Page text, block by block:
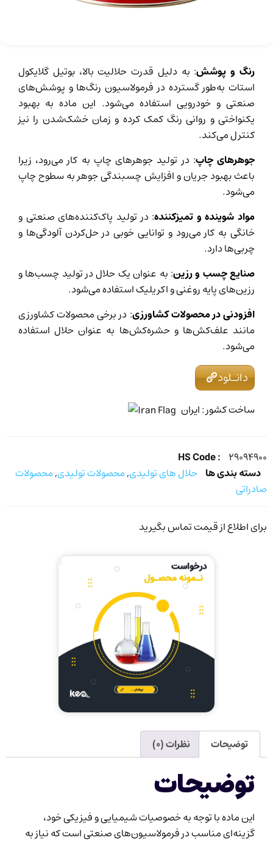
رنگ‌ و پوشش: به دلیل قدرت حلالیت بالا، بوتیل گلایکول
استات به‌طور گسترده در فرمولاسیون رنگ‌ها و پوشش‌های
صنعتی و خودرویی استفاده می‌شود. این ماده به بهبود
یکنواختی و روانی رنگ کمک کرده و زمان خشک‌شدن را نیز
کنترل می‌کند.
جوهرهای چاپ: در تولید جوهرهای چاپ به کار می‌رود، زیرا
باعث بهبود جریان و افزایش چسبندگی جوهر به سطوح چاپ
می‌شود.
مواد شوینده و تمیزکننده: در تولید پاک‌کننده‌های صنعتی و
خانگی به کار می‌رود و توانایی خوبی در حل‌کردن آلودگی‌ها و
چربی‌ها دارد.
صنایع چسب و رزین: به عنوان یک حلال در تولید چسب‌ها و
رزین‌های پایه روغنی و اکریلیک استفاده می‌شود.
افزودنی در محصولات کشاورزی: در برخی محصولات کشاورزی
مانند علف‌کش‌ها و حشره‌کش‌ها به عنوان حلال استفاده
می‌شود.
دانـلود
: ساخت کشور ایران
HS Code :
۲۹۰۹۴۹۰۰
دسته بندی ها
حلال های تولیدی,محصولات تولیدی,محصولات
صادراتی
برای اطلاع از قیمت تماس بگیرید
توضیحات نظرات (۰)
توضیحات
این ماده با توجه به خصوصیات شیمیایی و فیزیکی خود،
گزینه‌ای مناسب در فرمولاسیون‌های صنعتی است که نیاز به